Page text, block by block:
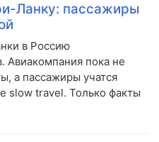
Ланку: пассажиры
в Россию
Авиакомпания пока не
а пассажиры учатся
slow travel. Только факты